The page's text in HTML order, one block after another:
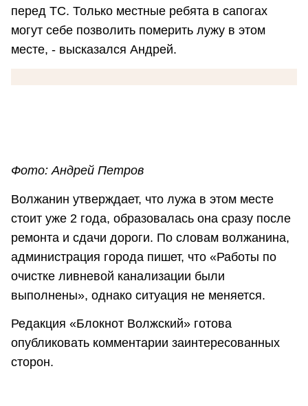
перед ТС. Только местные ребята в сапогах
могут себе позволить померить лужу в этом
месте, - высказался Андрей.
Фото: Андрей Петров
Волжанин утверждает, что лужа в этом месте
стоит уже 2 года, образовалась она сразу после
ремонта и сдачи дороги. По словам волжанина,
администрация города пишет, что «Работы по
очистке ливневой канализации были
выполнены», однако ситуация не меняется.
Редакция «Блокнот Волжский» готова
опубликовать комментарии заинтересованных
сторон.